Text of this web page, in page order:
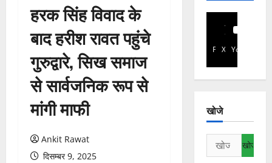
हरक सिंह विवाद के
बाद हरीश रावत पहुंचे
गुरुद्वारे, सिख समाज
से सार्वजनिक रूप से
मांगी माफी
Ankit Rawat
दिसम्बर 9, 2025
Facebook
X YouTube
खोजे
निम्न
को